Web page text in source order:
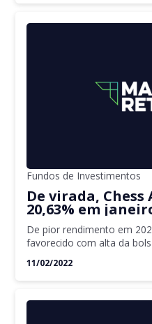
Fundos de Investimentos
De virada,
20,63% em
10 fundos
rentáveis no mês
De pior rendimento em
favorecido com alta da
11/02/2022